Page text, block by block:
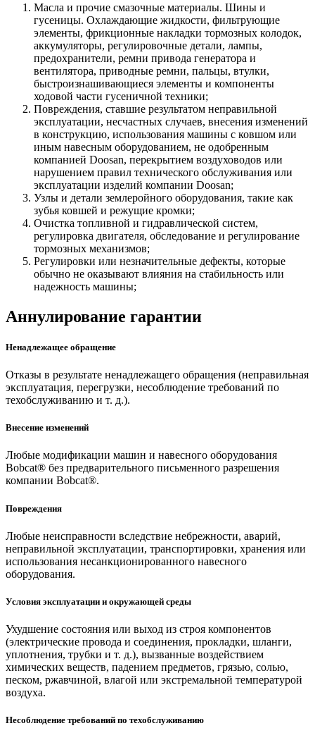
Масла и прочие смазочные материалы. Шины и
гусеницы. Охлаждающие жидкости, фильтрующие
элементы, фрикционные накладки тормозных колодок,
аккумуляторы, регулировочные детали, лампы,
предохранители, ремни привода генератора и
вентилятора, приводные ремни, пальцы, втулки,
быстроизнашивающиеся элементы и компоненты
ходовой части гусеничной техники;
Повреждения, ставшие результатом неправильной
эксплуатации, несчастных случаев, внесения изменений
в конструкцию, использования машины с ковшом или
иным навесным оборудованием, не одобренным
компанией Doosan, перекрытием воздуховодов или
нарушением правил технического обслуживания или
эксплуатации изделий компании Doosan;
Узлы и детали землеройного оборудования, такие как
зубья ковшей и режущие кромки;
Очистка топливной и гидравлической систем,
регулировка двигателя, обследование и регулирование
тормозных механизмов;
Регулировки или незначительные дефекты, которые
обычно не оказывают влияния на стабильность или
надежность машины;
Аннулирование гарантии
Ненадлежащее обращение
Отказы в результате ненадлежащего обращения (неправильная
эксплуатация, перегрузки, несоблюдение требований по
техобслуживанию и т. д.).
Внесение изменений
Любые модификации машин и навесного оборудования
Bobcat® без предварительного письменного разрешения
компании Bobcat®.
Повреждения
Любые неисправности вследствие небрежности, аварий,
неправильной эксплуатации, транспортировки, хранения или
использования несанкционированного навесного
оборудования.
Условия эксплуатации и окружающей среды
Ухудшение состояния или выход из строя компонентов
(электрические провода и соединения, прокладки, шланги,
уплотнения, трубки и т. д.), вызванные воздействием
химических веществ, падением предметов, грязью, солью,
песком, ржавчиной, влагой или экстремальной температурой
воздуха.
Несоблюдение требований по техобслуживанию